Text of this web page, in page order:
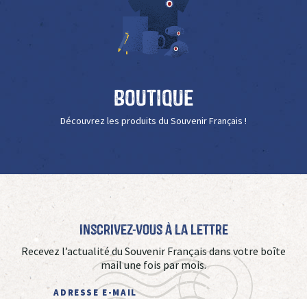
Boutique
Découvrez les produits du Souvenir Français !
Inscrivez-vous à La Lettre
Recevez l’actualité du Souvenir Français dans votre boîte
mail une fois par mois.
ADRESSE E-MAIL